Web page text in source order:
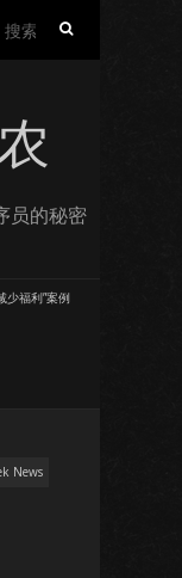
员的秘密
少福利”案例
News